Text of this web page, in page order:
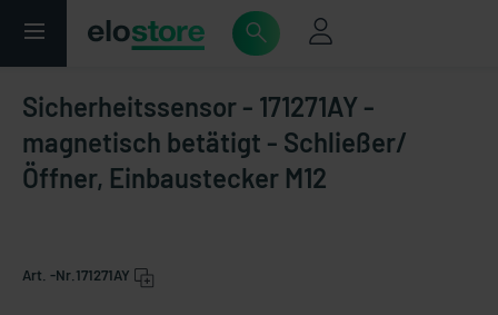
Sicherheitssensor - 171271AY -
magnetisch betätigt - Schließer/
Öffner, Einbaustecker M12
Art. -Nr. 171271AY